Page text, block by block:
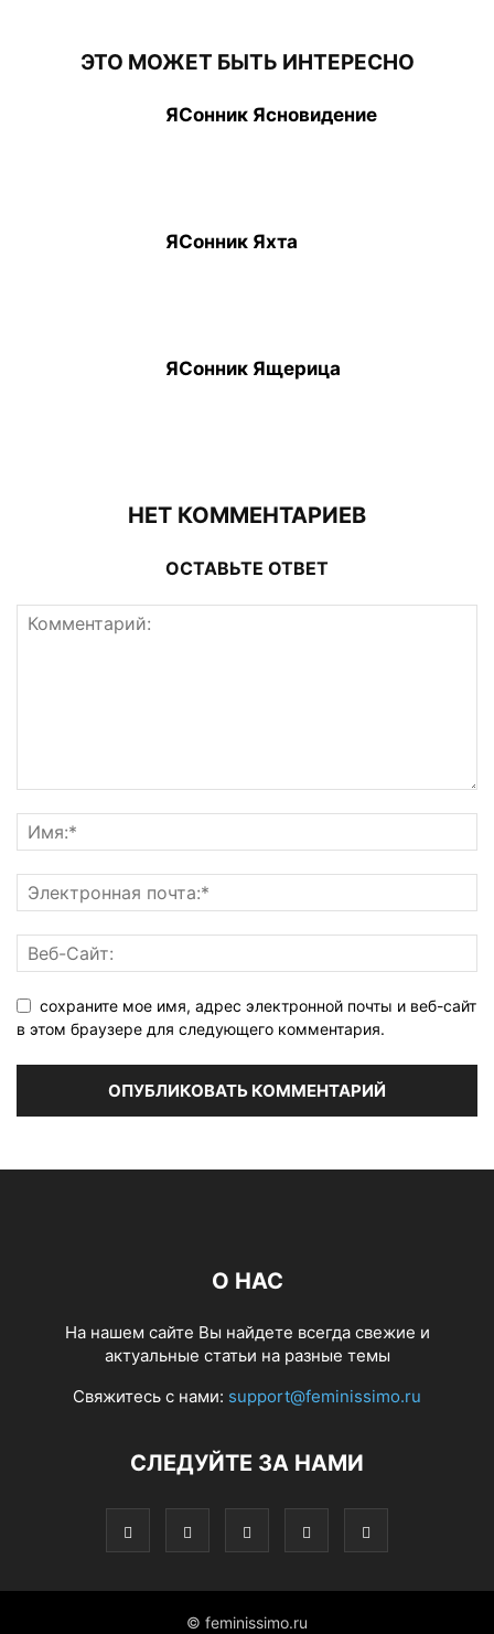
ЭТО МОЖЕТ БЫТЬ ИНТЕРЕСНО
ЯСонник Ясновидение
ЯСонник Яхта
ЯСонник Ящерица
НЕТ КОММЕНТАРИЕВ
ОСТАВЬТЕ ОТВЕТ
сохраните мое имя, адрес электронной почты и веб-сайт
в этом браузере для следующего комментария.
О НАС
На нашем сайте Вы найдете всегда свежие и
актуальные статьи на разные темы
Свяжитесь с нами: support@feminissimo.ru
СЛЕДУЙТЕ ЗА НАМИ
© feminissimo.ru